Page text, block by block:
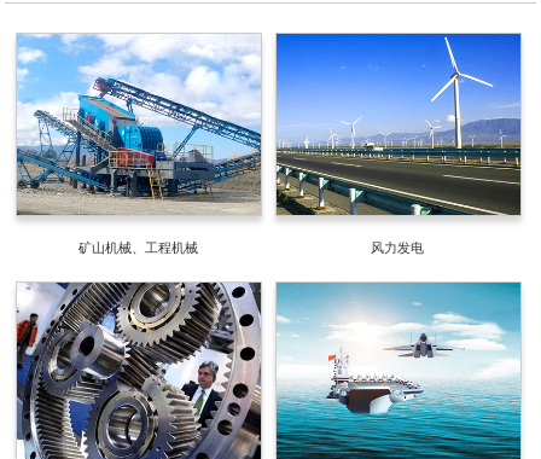
矿山机械、工程机械 风力发电